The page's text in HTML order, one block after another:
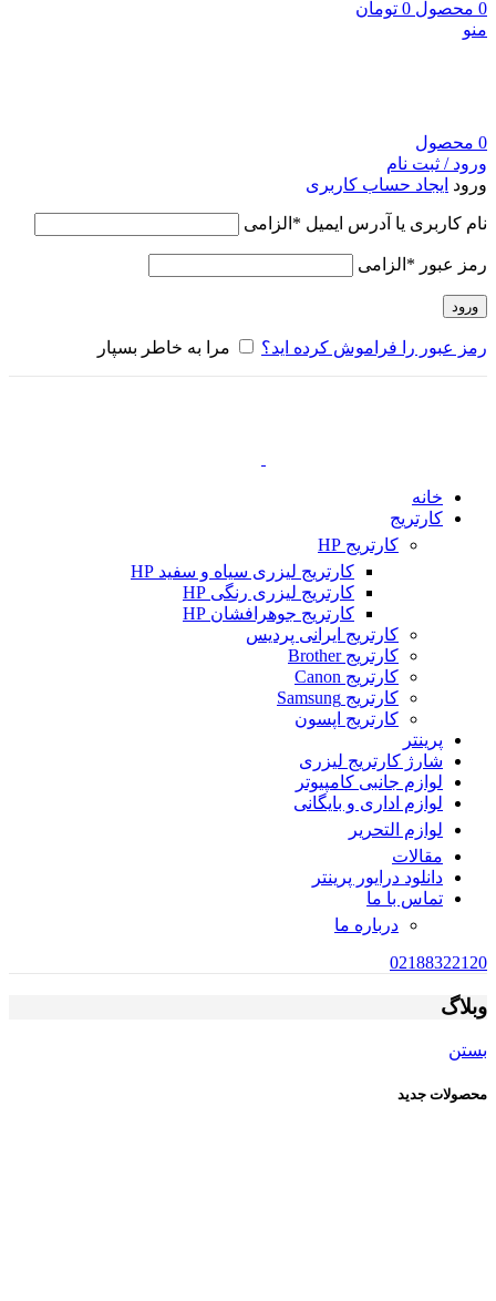
0 محصول 0 تومان
منو
0 محصول
ورود / ثبت نام
ورود ایجاد حساب کاربری
نام کاربری یا آدرس ایمیل * الزامی
رمز عبور * الزامی
ورود
رمز عبور را فراموش کرده اید؟ مرا به خاطر بسپار
خانه
کارتریج
کارتریج HP
کارتریج لیزری سیاه و سفید HP
کارتریج لیزری رنگی HP
کارتریج جوهرافشان HP
کارتریج ایرانی پردیس
کارتریج Brother
کارتریج Canon
کارتریج Samsung
کارتریج اپسون
پرینتر
شارژ کارتریج لیزری
لوازم جانبی کامپیوتر
لوازم اداری و بایگانی
لوازم التحریر
مقالات
دانلود درایور پرینتر
تماس با ما
درباره ما
02188322120
وبلاگ
بستن
محصولات جدید